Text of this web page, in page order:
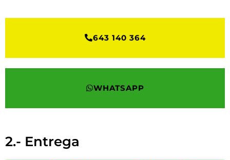
643 140 364
WHATSAPP
2.- Entrega